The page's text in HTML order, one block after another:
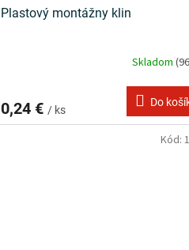
Plastový montážny klin
Skladom
0,24 € / ks
Do
Kód: